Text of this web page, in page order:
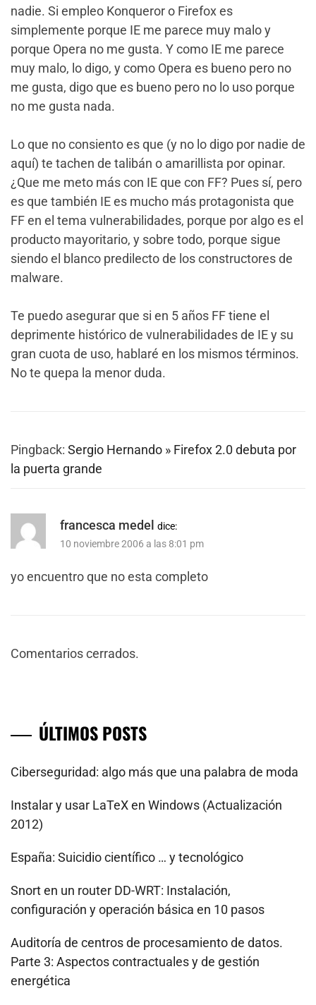
nadie. Si empleo Konqueror o Firefox es
simplemente porque IE me parece muy malo y
porque Opera no me gusta. Y como IE me parece
muy malo, lo digo, y como Opera es bueno pero no
me gusta, digo que es bueno pero no lo uso porque
no me gusta nada.
Lo que no consiento es que (y no lo digo por nadie de
aquí) te tachen de talibán o amarillista por opinar.
¿Que me meto más con IE que con FF? Pues sí, pero
es que también IE es mucho más protagonista que
FF en el tema vulnerabilidades, porque por algo es el
producto mayoritario, y sobre todo, porque sigue
siendo el blanco predilecto de los constructores de
malware.
Te puedo asegurar que si en 5 años FF tiene el
deprimente histórico de vulnerabilidades de IE y su
gran cuota de uso, hablaré en los mismos términos.
No te quepa la menor duda.
Pingback: Sergio Hernando » Firefox 2.0 debuta por
la puerta grande
francesca medel dice:
10 noviembre 2006 a las 8:01 pm
yo encuentro que no esta completo
Comentarios cerrados.
ÚLTIMOS POSTS
Ciberseguridad: algo más que una palabra de moda
Instalar y usar LaTeX en Windows (Actualización
2012)
España: Suicidio científico … y tecnológico
Snort en un router DD-WRT: Instalación,
configuración y operación básica en 10 pasos
Auditoría de centros de procesamiento de datos.
Parte 3: Aspectos contractuales y de gestión
energética